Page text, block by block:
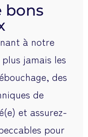
bons
à notre
jamais les
des
de
et assurez-
pour